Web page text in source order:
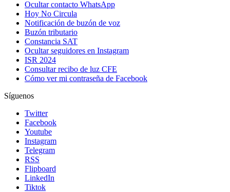
Ocultar contacto WhatsApp
Hoy No Circula
Notificación de buzón de voz
Buzón tributario
Constancia SAT
Ocultar seguidores en Instagram
ISR 2024
Consultar recibo de luz CFE
Cómo ver mi contraseña de Facebook
Síguenos
Twitter
Facebook
Youtube
Instagram
Telegram
RSS
Flipboard
LinkedIn
Tiktok